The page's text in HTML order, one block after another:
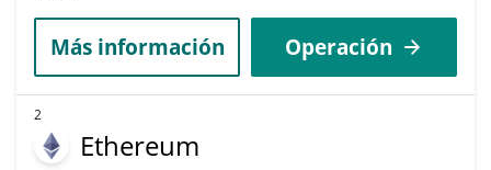
Más información Operación
2
Ethereum